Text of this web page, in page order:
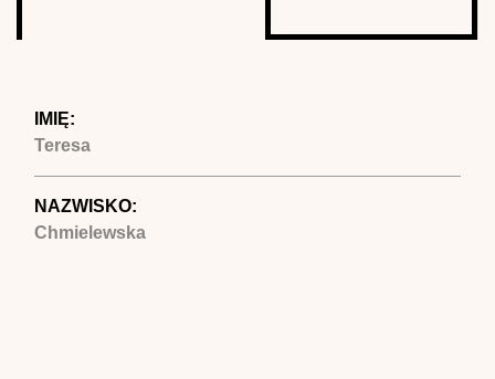
IMIĘ:
Teresa
NAZWISKO:
Chmielewska